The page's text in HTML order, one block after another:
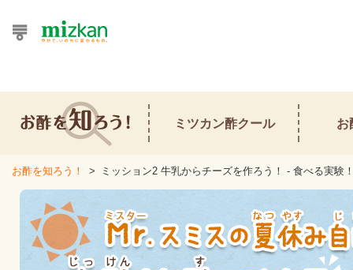
おすすめレシピ
レシピ特集
レシピカテゴリ一覧
商品からレシピを探す
ミツカン酢クール お
お酢を知ろう！ > ミッション2 牛乳からチーズを作ろう！ - 食べる実験